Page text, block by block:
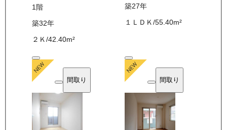
1 階
築32年
２Ｋ /42.40m²
築27年
１ＬＤＫ/55.40m²
間取り 間取り